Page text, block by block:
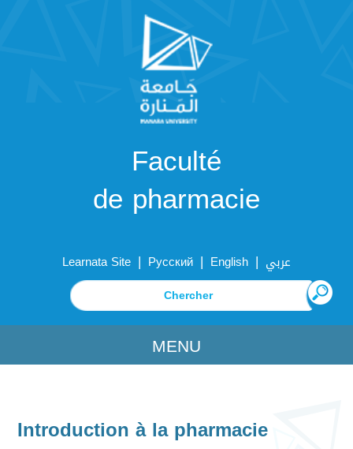
Faculté
de pharmacie
Learnata Site | Русский | English | عربي
MENU
Introduction à la pharmacie